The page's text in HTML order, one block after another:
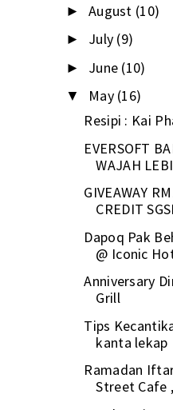
► August (10)
► July (9)
► June (10)
▼ May (16)
Resipi : Kai
EVERSOFT
WAJAH
GIVEAWAY
CREDIT
Dapoq Pak
@ Iconic
Anniversary
Grill
Tips
kanta lekap
Ramadan
Street Cafe